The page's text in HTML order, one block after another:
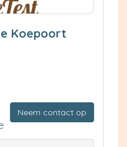
Koepoort
Neem contact op